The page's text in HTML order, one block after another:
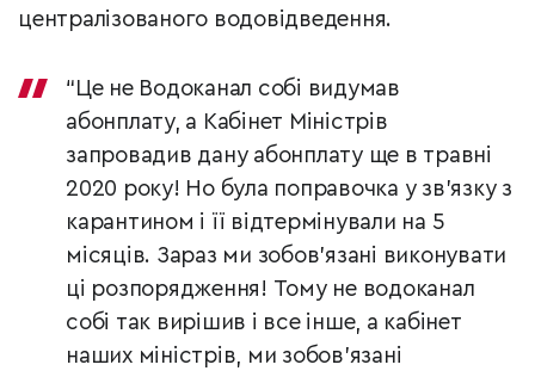
централізованого водовідведення.
“Це не Водоканал собі видумав
абонплату, а Кабінет Міністрів
запровадив дану абонплату ще в травні
2020 року! Но була поправочка у зв’язку з
карантином і її відтермінували на 5
місяців. Зараз ми зобов’язані виконувати
ці розпорядження! Тому не водоканал
собі так вирішив і все інше, а кабінет
наших міністрів, ми зобов’язані